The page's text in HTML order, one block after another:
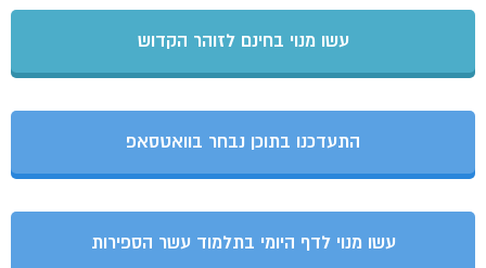
עשו מנוי בחינם לזוהר הקדוש
התעדכנו בתוכן נבחר בוואטסאפ
עשו מנוי לדף היומי בתלמוד עשר הספירות